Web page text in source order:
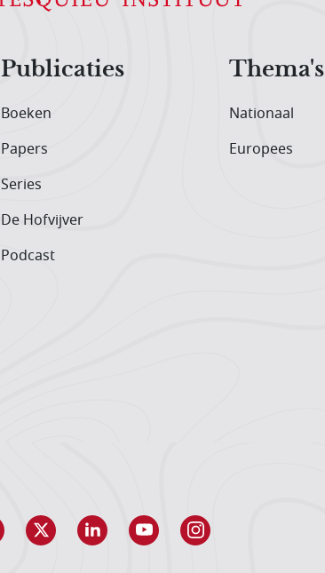
Publicaties
Boeken
Papers
Series
De Hofvijver
Podcast
Thema's
Nationaal
Europees